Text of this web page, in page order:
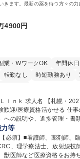
きます。最新の薬を待つ方々の力
い仕事です。
4900円
業・WワークOK
年間休
転勤なし 時短勤務あり
社】治験コーディ
活かせる 仕事の内容 治験協力者（患
への説明や、進捗管理・書
ていきます。最新の薬を待
会貢献度の高い仕事です。 ■治験協
への説明 ■患者さまのスケ
確認 ■診察/検査への同席 ■
等
必須】■看護師、薬剤師、
、理学療法士、放射線技
獣医師など医療資格をお持